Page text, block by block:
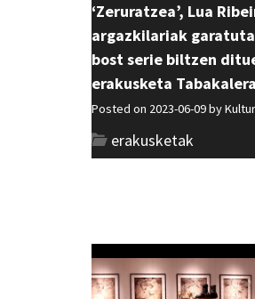
‘Zeruratzea’, Lua
argazkilariak
bost serie biltzen
erakusketa
Posted on 2023-06-09 by
erakusketak